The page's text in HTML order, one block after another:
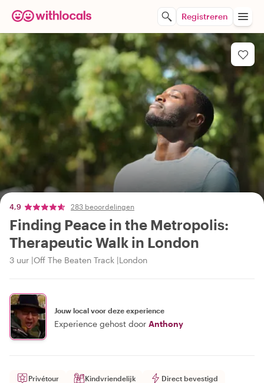
Registreren
4,9 283 beoordelingen
Finding Peace in the Metropolis:
Therapeutic Walk in London
3 uur Off The Beaten Track London
Jouw local voor deze experience
Experience gehost door Anthony
Privétour Kindvriendelijk Direct bevestigd